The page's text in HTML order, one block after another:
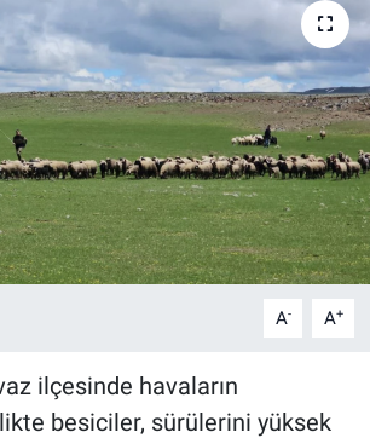
A- A+
ilçesinde havaların
besiciler, sürülerini yüksek